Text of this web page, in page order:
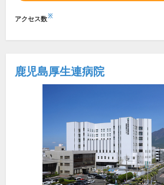
アクセス数※
鹿児島厚生連病院